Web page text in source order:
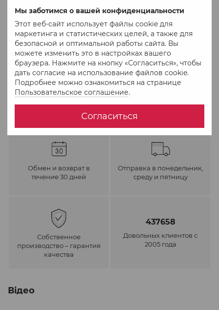
Мы заботимся о вашей конфиденциальности
Этот веб-сайт использует файлы cookie для
маркетинга и статистических целей, а также для
безопасной и оптимальной работы сайта. Вы
можете изменить это в настройках вашего
браузера. Нажмите на кнопку «Согласиться», чтобы
дать согласие на использование файлов cookie.
Подробнее можно ознакомиться на странице
Пользовательское соглашение.
Согласиться
В корзину
Купить в 1 клік
В избранное К сравнению
Обмен и возврат в
течение 30 дней
Отправка в понедельник,
среду и пятницу
Собственное
производство – гарантия
качества
437658
Довольных клиентов с
2005 года
Відео